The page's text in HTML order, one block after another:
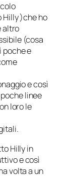
Hilly )che ho
altro
(cosa
poche e
e così
linee
loro le
Hilly in
e così
volta a un